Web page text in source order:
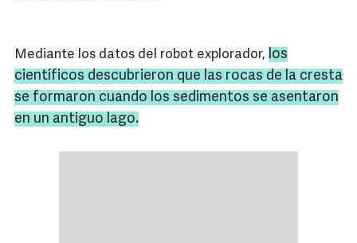
Mediante los datos del robot explorador, los
científicos descubrieron que las rocas de la cresta
se formaron cuando los sedimentos se asentaron
en un antiguo lago.